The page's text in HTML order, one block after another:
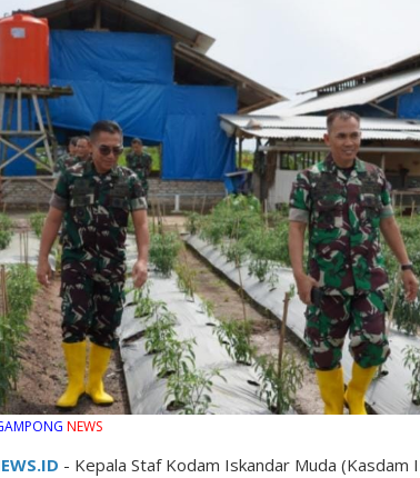
NEWS
- Kepala Staf Kodam Iskandar Muda (Kasdam